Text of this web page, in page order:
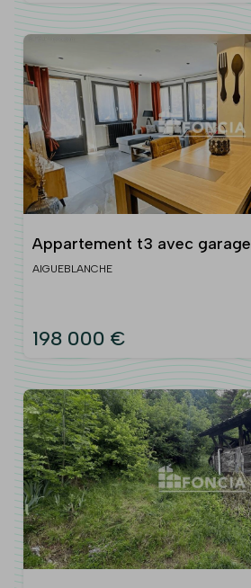
Appartement t3 avec garage
AIGUEBLANCHE
198 000 €